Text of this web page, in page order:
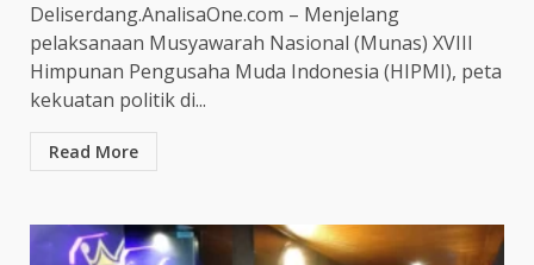
Deliserdang.AnalisaOne.com – Menjelang
pelaksanaan Musyawarah Nasional (Munas) XVIII
Himpunan Pengusaha Muda Indonesia (HIPMI), peta
kekuatan politik di...
Read More